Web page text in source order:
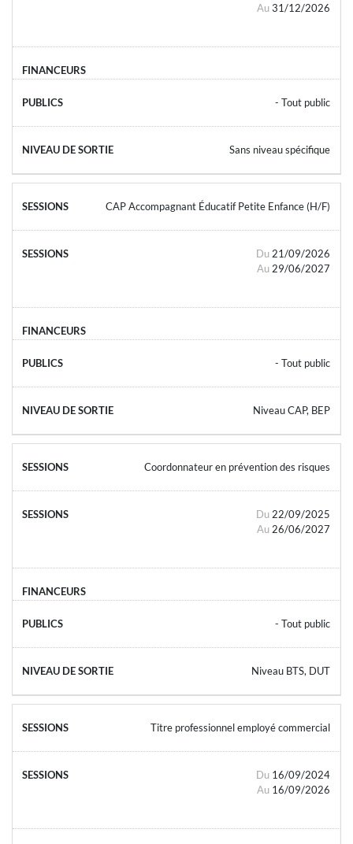
Au 31/12/2026
- Tout public
Sans niveau spécifique
CAP Accompagnant Éducatif Petite Enfance (H/F)
Du 21/09/2026
Au 29/06/2027
- Tout public
Niveau CAP, BEP
Coordonnateur en prévention des risques
Du 22/09/2025
Au 26/06/2027
- Tout public
Niveau BTS, DUT
Titre professionnel employé commercial
Du 16/09/2024
Au 16/09/2026